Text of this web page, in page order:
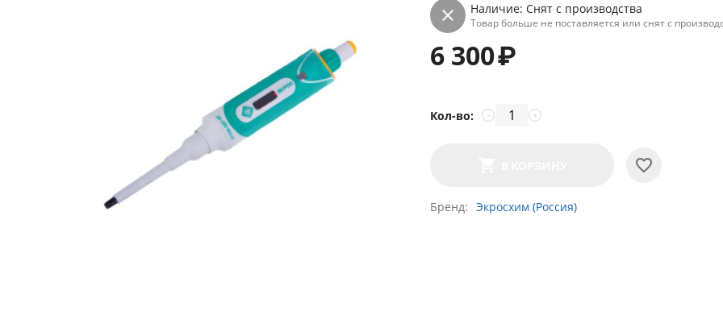
Наличие: Снят с производства
Товар больше не поставляется или снят с
6 300₽
Кол-во: +
−
Бренд Экросхим (Россия)